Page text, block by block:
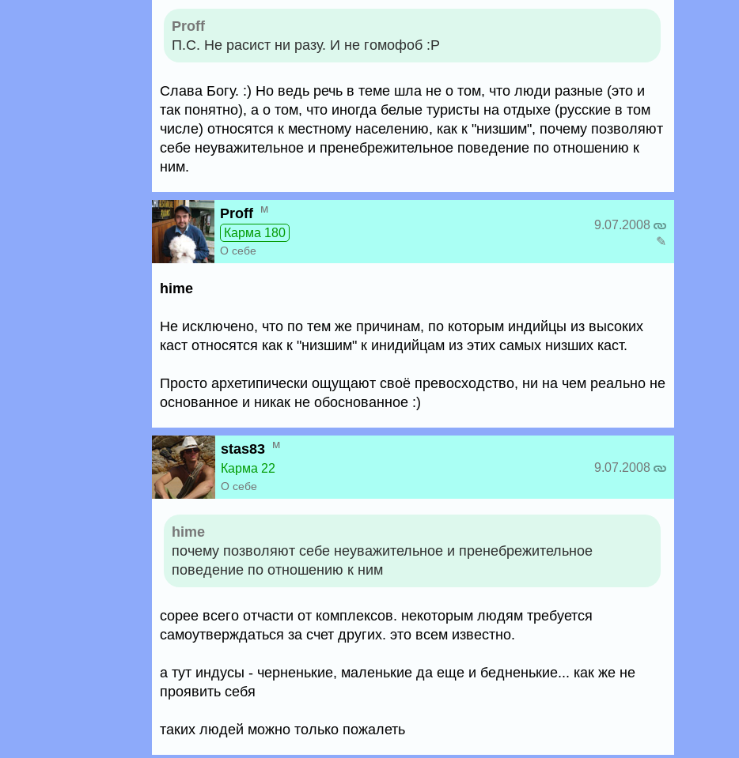
Proff
П.С. Не расист ни разу. И не гомофоб :Р
Слава Богу. :) Но ведь речь в теме шла не о том, что люди разные (это и
так понятно), а о том, что иногда белые туристы на отдыхе (русские в том
числе) относятся к местному населению, как к "низшим", почему позволяют
себе неуважительное и пренебрежительное поведение по отношению к
ним.
Proff м
Карма 180
О себе
9.07.2008
✎
hime
Не исключено, что по тем же причинам, по которым индийцы из высоких
каст относятся как к "низшим" к инидийцам из этих самых низших каст.
Просто архетипически ощущают своё превосходство, ни на чем реально не
основанное и никак не обоснованное :)
stas83 м
Карма 22
О себе
9.07.2008
hime
почему позволяют себе неуважительное и пренебрежительное
поведение по отношению к ним
сорее всего отчасти от комплексов. некоторым людям требуется
самоутверждаться за счет других. это всем известно.
а тут индусы - черненькие, маленькие да еще и бедненькие... как же не
проявить себя
таких людей можно только пожалеть